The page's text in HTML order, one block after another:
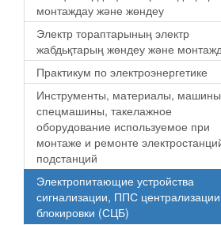
монтаждау және жөндеу
Электр тораптарының электр
жабдьқтарың жөндеу және
Практикум по электроэнергетике
Инструменты, материалы,
спецмашины, такелажное
оборудование используемое при
монтаже и ремонте
подстанций
Электропитающие устройства
сигнализации, ППС
блокировки (СЦБ)